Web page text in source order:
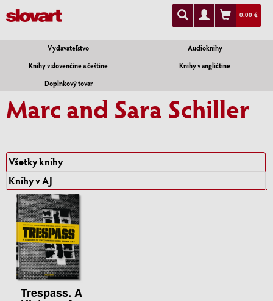
0.00 €
Vydavateľstvo
Audioknihy
Knihy v slovenčine a češtine
Knihy v angličtine
Doplnkový tovar
Marc and Sara Schiller
Všetky knihy
Knihy v AJ
Trespass. A